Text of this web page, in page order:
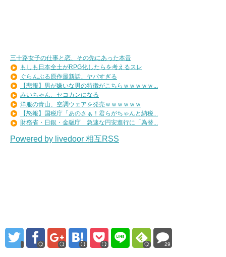
三十路女子の仕事と恋、その先にあった本音
もしも日本全土がRPG化したらを考えるスレ
ぐらんぶる原作最新話、ヤバすぎる
【悲報】男が嫌いな男の特徴がこちらｗｗｗｗｗ...
みいちゃん、セコカンになる
洋服の青山、空調ウェアを発売ｗｗｗｗｗｗ
【怒報】国税庁「あのさぁ！君らがちゃんと納税...
財務省・日銀・金融庁 急速な円安進行に「為替...
Powered by livedoor 相互RSS
29